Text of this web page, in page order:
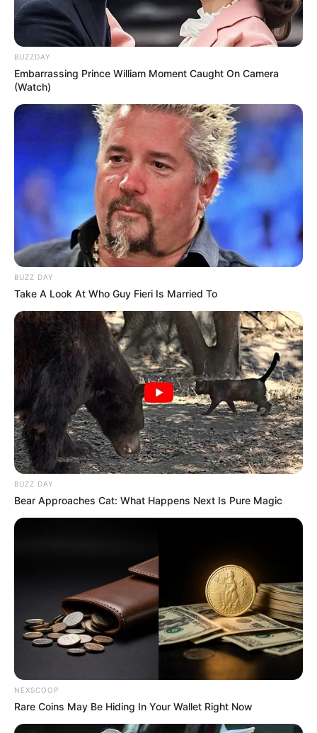
00:28 / 07 Avqust 2026 CƏMİYYƏT
Bakıda yaşayanların DİQQƏTİNƏ!
avqust 2026-cı il saat 00:00-dan
etibarən...
26 0
00:17 / 07 Avqust 2026 SİYASƏT
Prezidentdən AZAL-la bağlı -Fərman
87 0
00:12 / 07 Avqust 2026 CƏMİYYƏT
Bu 4 bürcü çətin günlər gözləyir
BUZZDAY
Embarrassing Prince William Moment Caught On Camera
(Watch)
BUZZ DAY
Take A Look At Who Guy Fieri Is Married To
BUZZ DAY
Bear Approaches Cat: What Happens Next Is Pure Magic
NEXSCOOP
Rare Coins May Be Hiding In Your Wallet Right Now